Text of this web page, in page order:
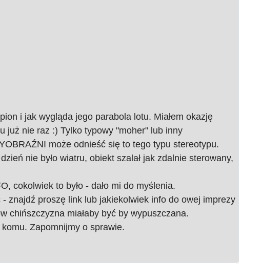
i jak wygląda jego parabola lotu. Miałem okazję
już nie raz :) Tylko typowy "moher" lub inny
może odnieść się to tego typu stereotypu.
nie było wiatru, obiekt szalał jak zdalnie sterowany,
cokolwiek to było - dało mi do myślenia.
znajdź proszę link lub jakiekolwiek info do owej imprezy
chińszczyzna miałaby być by wypuszczana.
Zapomnijmy o sprawie.